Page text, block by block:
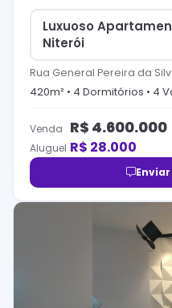
Luxuoso
Niterói
Rua General Pereira da
420m² • 4 Dormitórios • 4
Venda R$ 4.600.000
Aluguel R$ 28.000